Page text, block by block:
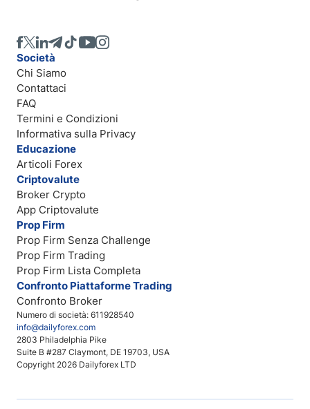
Numero di società: 611928540
info@dailyforex.com
2803 Philadelphia Pike
Suite B #287 Claymont, DE 19703, USA
Copyright 2026 Dailyforex LTD
Società
Chi Siamo
Contattaci
FAQ
Termini e Condizioni
Informativa sulla Privacy
Educazione
Articoli Forex
Criptovalute
Broker Crypto
App Criptovalute
Prop Firm
Prop Firm Senza Challenge
Prop Firm Trading
Prop Firm Lista Completa
Confronto Piattaforme Trading
Confronto Broker